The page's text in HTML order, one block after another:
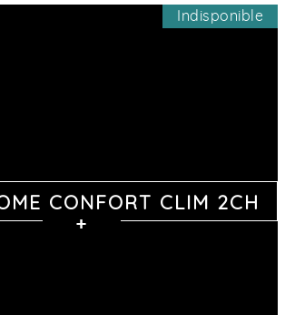
CONFORT CLIM 2CH
Indisponible